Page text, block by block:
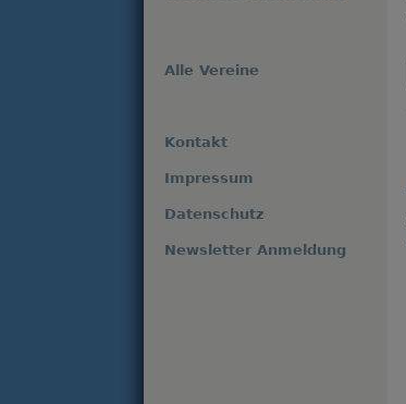
Alle Vereine
Kontakt
Impressum
Datenschutz
Newsletter Anmeldung